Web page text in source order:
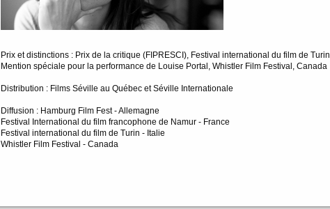
Prix et distinctions : Prix de la critique (FIPRESCI), Festival international du film de Turin
Mention spéciale pour la performance de Louise Portal, Whistler Film Festival, Canada
Distribution : Films Séville au Québec et Séville Internationale
Diffusion : Hamburg Film Fest - Allemagne
Festival International du film francophone de Namur - France
Festival international du film de Turin - Italie
Whistler Film Festival - Canada